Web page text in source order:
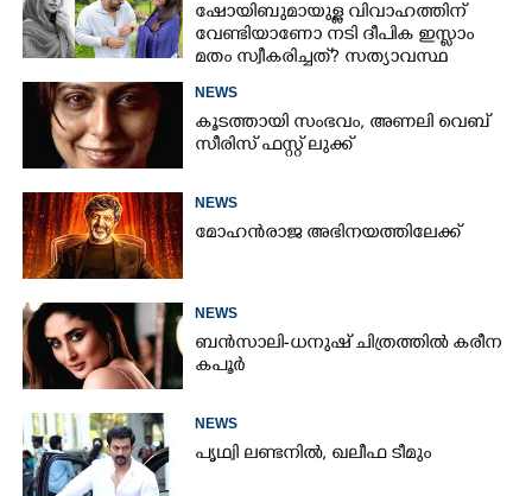
ഷോയിബുമായുള്ള വിവാഹത്തിന്
വേണ്ടിയാണോ നടി ദീപിക ഇസ്ലാം
മതം സ്വീകരിച്ചത്? സത്യാവസ്ഥ
NEWS
കൂടത്തായി സംഭവം, അണലി വെബ്
സീരിസ് ഫസ്റ്റ് ലുക്ക്
NEWS
മോഹൻരാജ അഭിനയത്തിലേക്ക്
NEWS
ബൻസാലി-ധനുഷ് ചിത്രത്തിൽ കരീന
കപൂർ
NEWS
പൃഥ്വി ലണ്ടനിൽ, ഖലീഫ ടീമും